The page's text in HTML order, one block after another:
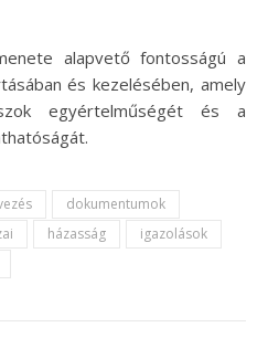
alapvető fontosságú a
és kezelésében, amely
egyértelműségét és a
dokumentumok
házasság
igazolások